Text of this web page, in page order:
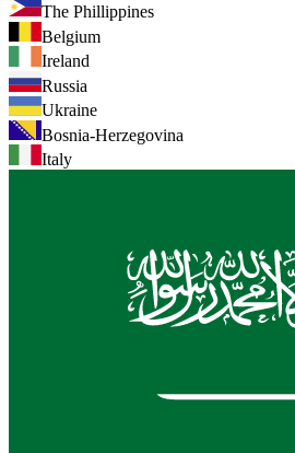
The Phillippines
Belgium
Ireland
Russia
Ukraine
Bosnia-Herzegovina
Italy